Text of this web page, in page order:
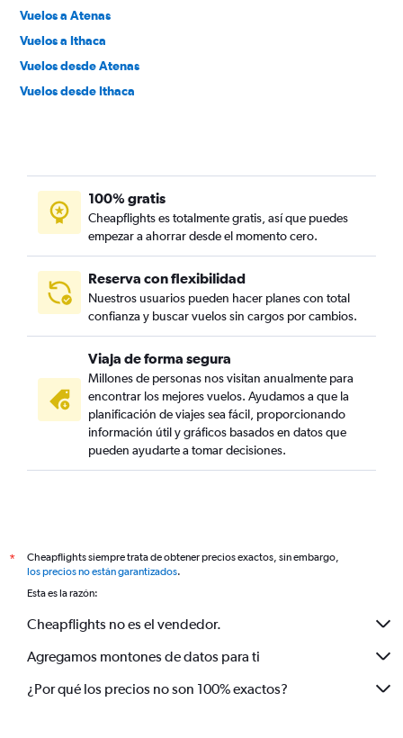
Vuelos a Atenas
Vuelos a Ithaca
Vuelos desde Atenas
Vuelos desde Ithaca
100% gratis
Cheapflights es totalmente gratis, así que puedes
empezar a ahorrar desde el momento cero.
Reserva con flexibilidad
Nuestros usuarios pueden hacer planes con total
confianza y buscar vuelos sin cargos por cambios.
Viaja de forma segura
Millones de personas nos visitan anualmente para
encontrar los mejores vuelos. Ayudamos a que la
planificación de viajes sea fácil, proporcionando
información útil y gráficos basados en datos que
pueden ayudarte a tomar decisiones.
*
Cheapflights siempre trata de obtener precios exactos, sin embargo,
los precios no están garantizados.
Esta es la razón:
Cheapflights no es el vendedor.
Agregamos montones de datos para ti
¿Por qué los precios no son 100% exactos?